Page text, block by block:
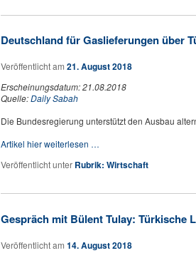
Deutschland für Gaslieferungen über
Veröffentlicht am 21. August 2018
Erscheinungsdatum: 21.08.2018
Quelle:Daily Sabah
Die Bundesregierung unterstützt den Ausbau
Artikel hier weiterlesen …
Veröffentlicht unter Rubrik: Wirtschaft
Gespräch mit Bülent Tulay: Türkische
Veröffentlicht am 14. August 2018